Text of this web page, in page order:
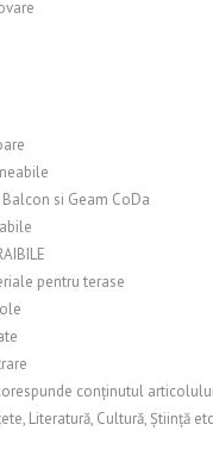
si Geam CoDa
pentru terase
conținutul
Literatură, Cultură, Știință